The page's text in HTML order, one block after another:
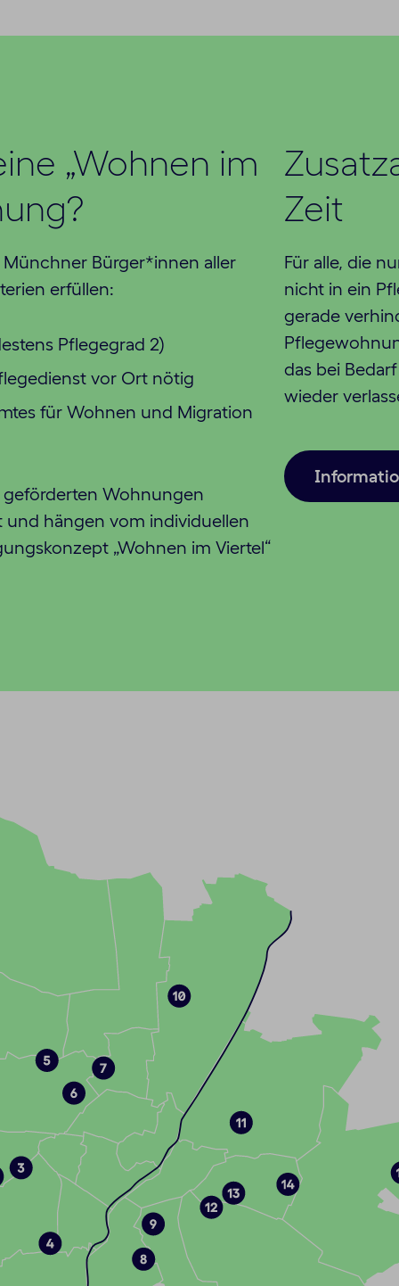
„Wohnen im
Bürger*innen aller
erfüllen:
Pflegegrad 2)
vor Ort nötig
für Wohnen und Migration
Wohnungen
und hängen vom individuellen
„Wohnen im Viertel“
Zeit
Für alle, die
nicht in ein
gerade
das bei
wieder